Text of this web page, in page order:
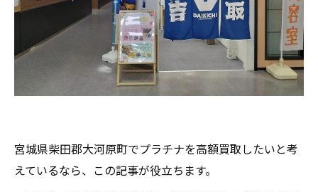
宮城県柴田郡大河原町でプラチナを高額買取したいと考
えているなら、この記事が役立ちます。